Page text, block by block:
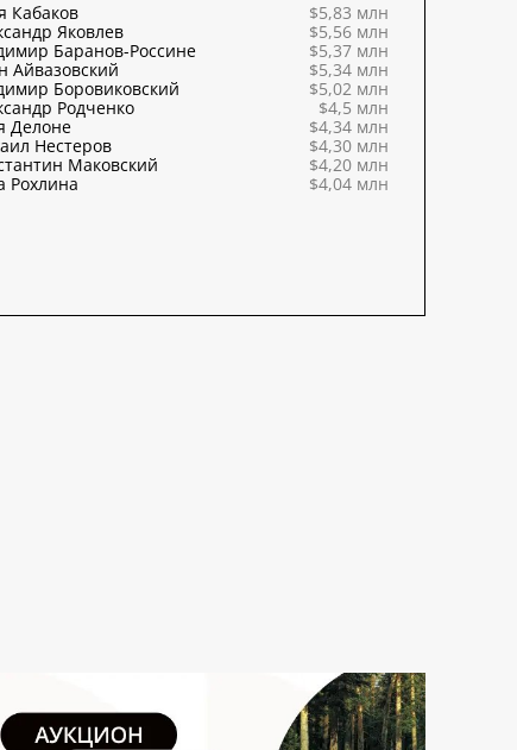
Кабаков
$5,83 млн
Яковлев
$5,56 млн
Баранов-Россине
$5,37 млн
Айвазовский
$5,34 млн
Боровиковский
$5,02 млн
Родченко
$4,5 млн
Делоне
$4,34 млн
Нестеров
$4,30 млн
Маковский
$4,20 млн
Рохлина $4,04 млн